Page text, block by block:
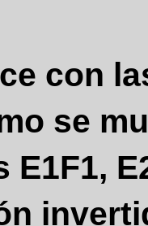
con
se
E1F1,